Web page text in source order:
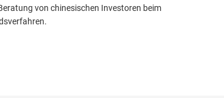
von chinesischen Investoren beim